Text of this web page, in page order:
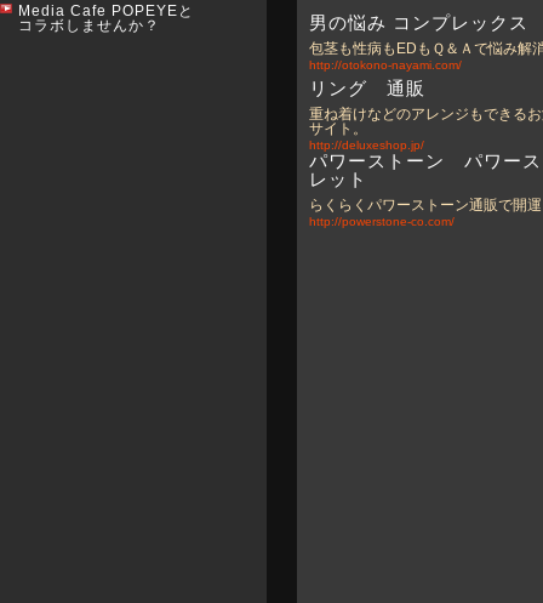
Media Cafe POPEYEと
コラボしませんか？
男の悩み コンプレックス
包茎も性病もEDもＱ＆Ａで悩み解
http://otokono-nayami.com/
リング 通販
重ね着けなどのアレンジもできる
サイト。
http://deluxeshop.jp/
パワーストーン パワー
レット
らくらくパワーストーン通販で開運
http://powerstone-co.com/